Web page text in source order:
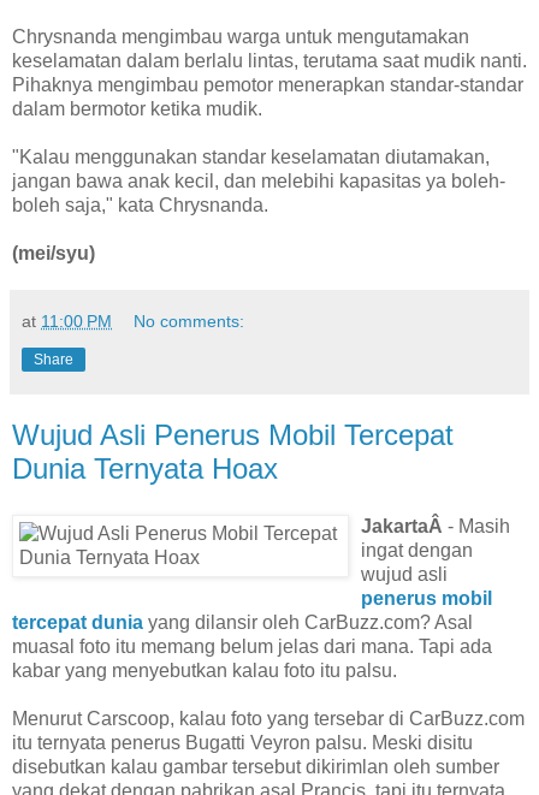
Chrysnanda mengimbau warga untuk mengutamakan
keselamatan dalam berlalu lintas, terutama saat mudik nanti.
Pihaknya mengimbau pemotor menerapkan standar-standar
dalam bermotor ketika mudik.
"Kalau menggunakan standar keselamatan diutamakan,
jangan bawa anak kecil, dan melebihi kapasitas ya boleh-
boleh saja," kata Chrysnanda.
(mei/syu)
at 11:00 PM No comments:
Share
Wujud Asli Penerus Mobil Tercepat
Dunia Ternyata Hoax
JakartaÂ - Masih
ingat dengan
wujud asli
penerus mobil
tercepat dunia yang dilansir oleh CarBuzz.com? Asal
muasal foto itu memang belum jelas dari mana. Tapi ada
kabar yang menyebutkan kalau foto itu palsu.
Menurut Carscoop, kalau foto yang tersebar di CarBuzz.com
itu ternyata penerus Bugatti Veyron palsu. Meski disitu
disebutkan kalau gambar tersebut dikirimlan oleh sumber
yang dekat dengan pabrikan asal Prancis, tapi itu ternyata